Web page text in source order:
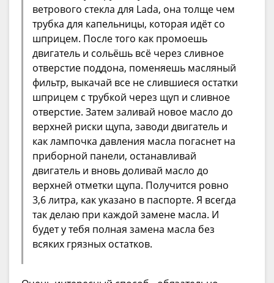
ветрового стекла для Lada, она толще чем
трубка для капельницы, которая идёт со
шприцем. После того как промоешь
двигатель и сольёшь всё через сливное
отверстие поддона, поменяешь масляный
фильтр, выкачай все не слившиеся остатки
шприцем с трубкой через щуп и сливное
отверстие. Затем заливай новое масло до
верхней риски щупа, заводи двигатель и
как лампочка давления масла погаснет на
приборной панели, останавливай
двигатель и вновь доливай масло до
верхней отметки щупа. Получится ровно
3,6 литра, как указано в паспорте. Я всегда
так делаю при каждой замене масла. И
будет у тебя полная замена масла без
всяких грязных остатков.